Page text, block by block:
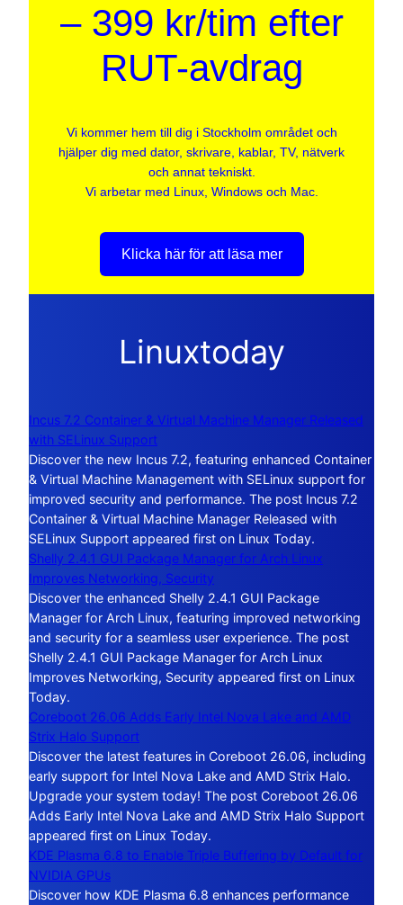
– 399 kr/tim efter
RUT-avdrag
Vi kommer hem till dig i Stockholm området och
hjälper dig med dator, skrivare, kablar, TV, nätverk
och annat tekniskt.
Vi arbetar med Linux, Windows och Mac.
Klicka här för att läsa mer
Linuxtoday
Incus 7.2 Container & Virtual Machine Manager Released
with SELinux Support
Discover the new Incus 7.2, featuring enhanced Container
& Virtual Machine Management with SELinux support for
improved security and performance. The post Incus 7.2
Container & Virtual Machine Manager Released with
SELinux Support appeared first on Linux Today.
Shelly 2.4.1 GUI Package Manager for Arch Linux
Improves Networking, Security
Discover the enhanced Shelly 2.4.1 GUI Package
Manager for Arch Linux, featuring improved networking
and security for a seamless user experience. The post
Shelly 2.4.1 GUI Package Manager for Arch Linux
Improves Networking, Security appeared first on Linux
Today.
Coreboot 26.06 Adds Early Intel Nova Lake and AMD
Strix Halo Support
Discover the latest features in Coreboot 26.06, including
early support for Intel Nova Lake and AMD Strix Halo.
Upgrade your system today! The post Coreboot 26.06
Adds Early Intel Nova Lake and AMD Strix Halo Support
appeared first on Linux Today.
KDE Plasma 6.8 to Enable Triple Buffering by Default for
NVIDIA GPUs
Discover how KDE Plasma 6.8 enhances performance